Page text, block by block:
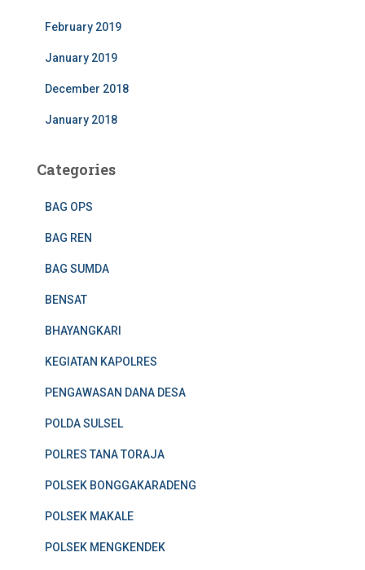
February 2019
January 2019
December 2018
January 2018
Categories
BAG OPS
BAG REN
BAG SUMDA
BENSAT
BHAYANGKARI
KEGIATAN KAPOLRES
PENGAWASAN DANA DESA
POLDA SULSEL
POLRES TANA TORAJA
POLSEK BONGGAKARADENG
POLSEK MAKALE
POLSEK MENGKENDEK